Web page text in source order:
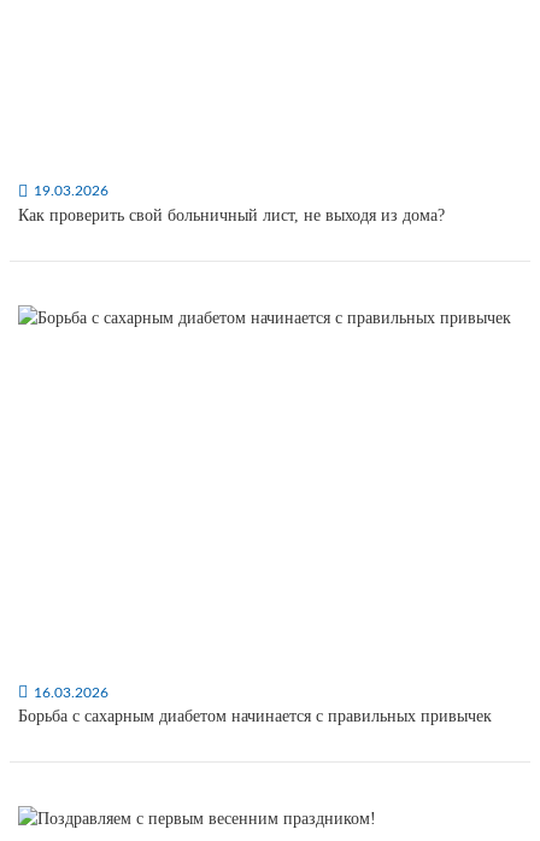
19.03.2026
Как проверить свой больничный лист, не выходя из дома?
16.03.2026
Борьба с сахарным диабетом начинается с правильных привычек